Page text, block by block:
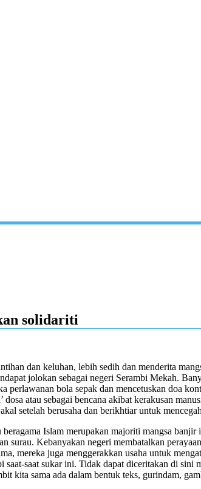
solidariti
dan keluhan, lebih sedih dan menderita
jolokan sebagai negeri Serambi Mekah.
bola sepak dan mencetuskan doa
atau sebagai bencana akibat kerakusan
setelah berusaha dan berikhtiar untuk
Islam merupakan majoriti mangsa
surau. Kebanyakan negeri membatalkan
mereka juga menggerakkan usaha untuk
saat sukar ini. Tidak dapat diceritakan di sini
kita sama ada dalam bentuk teks, gurindam,